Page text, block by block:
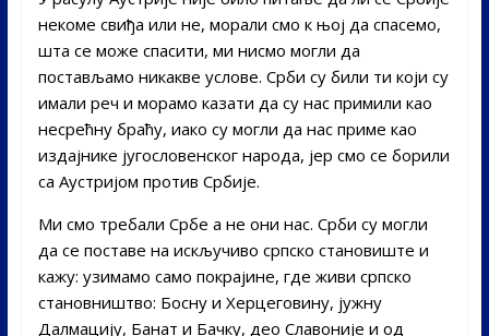
некоме свиђа или не, морали смо к њој да спасемо,
шта се може спасити, ми нисмо могли да
постављамо никакве услове. Срби су били ти који су
имали реч и морамо казати да су нас примили као
несрећну браћу, иако су могли да нас приме као
издајнике југословенског народа, јер смо се борили
са Аустријом против Србије.
Ми смо требали Србе а не они нас. Срби су могли
да се поставе на искључиво српско становиште и
кажу: узимамо само покрајине, где живи српско
становништво: Босну и Херцеговину, јужну
Далмацију, Банат и Бачку, део Славоније и од